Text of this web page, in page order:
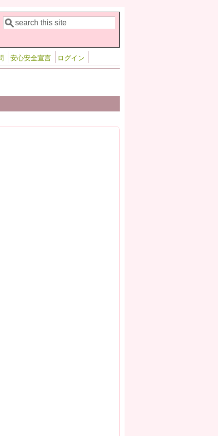
検索フォーム
検索
安心安全宣言 ログイン